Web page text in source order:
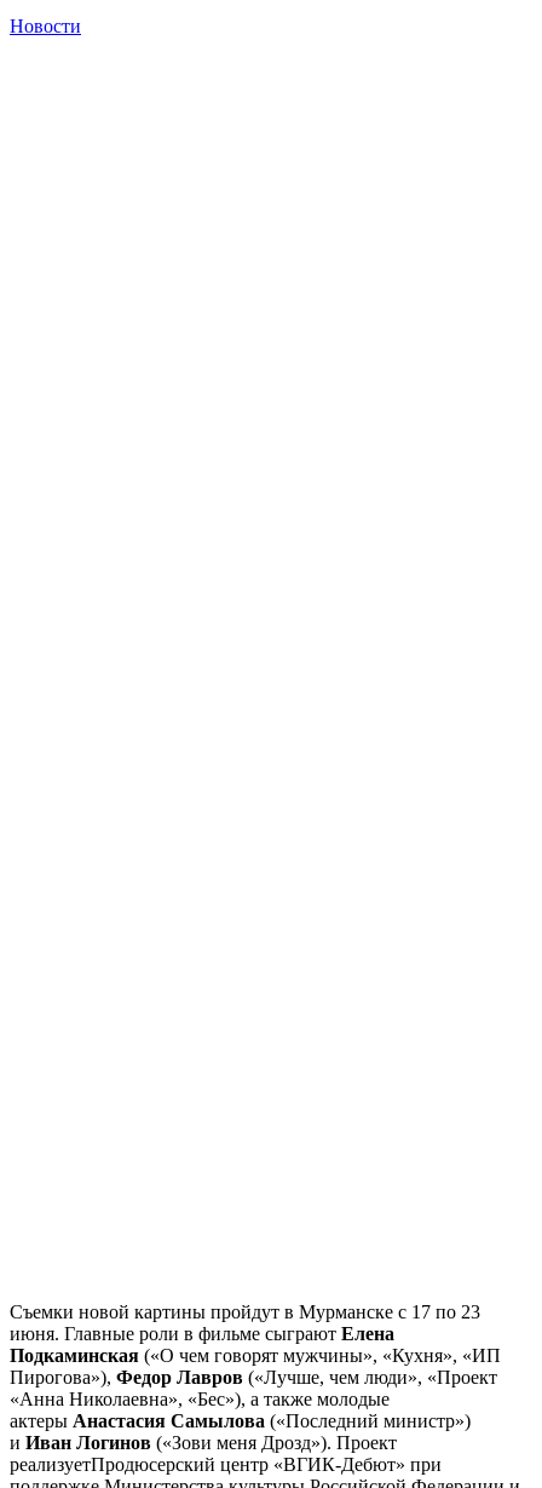
Новости
Съемки новой картины пройдут в Мурманске с 17 по 23
июня. Главные роли в фильме сыграют Елена
Подкаминская («О чем говорят мужчины», «Кухня», «ИП
Пирогова»), Федор Лавров («Лучше, чем люди», «Проект
«Анна Николаевна», «Бес»), а также молодые
актеры Анастасия Самылова («Последний министр»)
и Иван Логинов («Зови меня Дрозд»). Проект
реализуетПродюсерский центр «ВГИК-Дебют» при